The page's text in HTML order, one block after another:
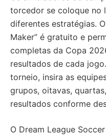
torcedor se coloque no
diferentes estratégias.
Maker” é gratuito e
completas da Copa
resultados de cada
torneio, insira as
grupos, oitavas,
resultados conforme
O Dream League